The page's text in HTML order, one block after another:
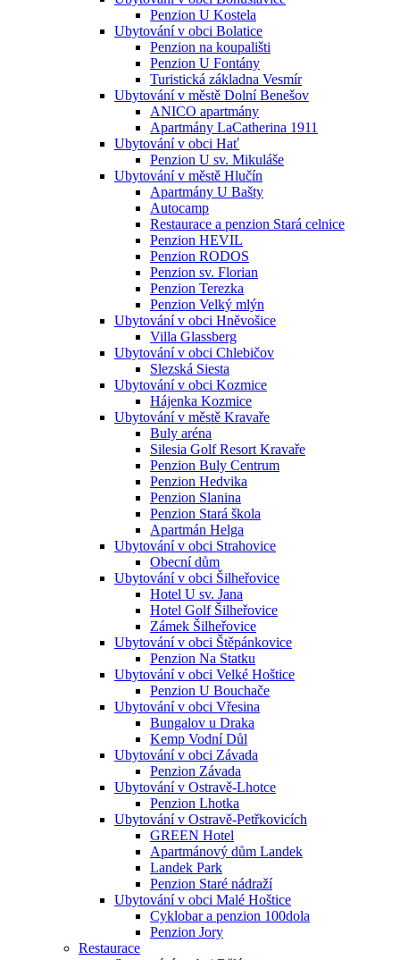
Penzion U Kostela
Ubytování v obci Bolatice
Penzion na koupališti
Penzion U Fontány
Turistická základna Vesmír
Ubytování v městě Dolní Benešov
ANICO apartmány
Apartmány LaCatherina 1911
Ubytování v obci Hať
Penzion U sv. Mikuláše
Ubytování v městě Hlučín
Apartmány U Bašty
Autocamp
Restaurace a penzion Stará celnice
Penzion HEVIL
Penzion RODOS
Penzion sv. Florian
Penzion Terezka
Penzion Velký mlýn
Ubytování v obci Hněvošice
Villa Glassberg
Ubytování v obci Chlebičov
Slezská Siesta
Ubytování v obci Kozmice
Hájenka Kozmice
Ubytování v městě Kravaře
Buly aréna
Silesia Golf Resort Kravaře
Penzion Buly Centrum
Penzion Hedvika
Penzion Slanina
Penzion Stará škola
Apartmán Helga
Ubytování v obci Strahovice
Obecní dům
Ubytování v obci Šilheřovice
Hotel U sv. Jana
Hotel Golf Šilheřovice
Zámek Šilheřovice
Ubytování v obci Štěpánkovice
Penzion Na Statku
Ubytování v obci Velké Hoštice
Penzion U Bouchače
Ubytování v obci Vřesina
Bungalov u Draka
Kemp Vodní Důl
Ubytování v obci Závada
Penzion Závada
Ubytování v Ostravě-Lhotce
Penzion Lhotka
Ubytování v Ostravě-Petřkovicích
GREEN Hotel
Apartmánový dům Landek
Landek Park
Penzion Staré nádraží
Ubytování v obci Malé Hoštice
Cyklobar a penzion 100dola
Penzion Jory
Restaurace